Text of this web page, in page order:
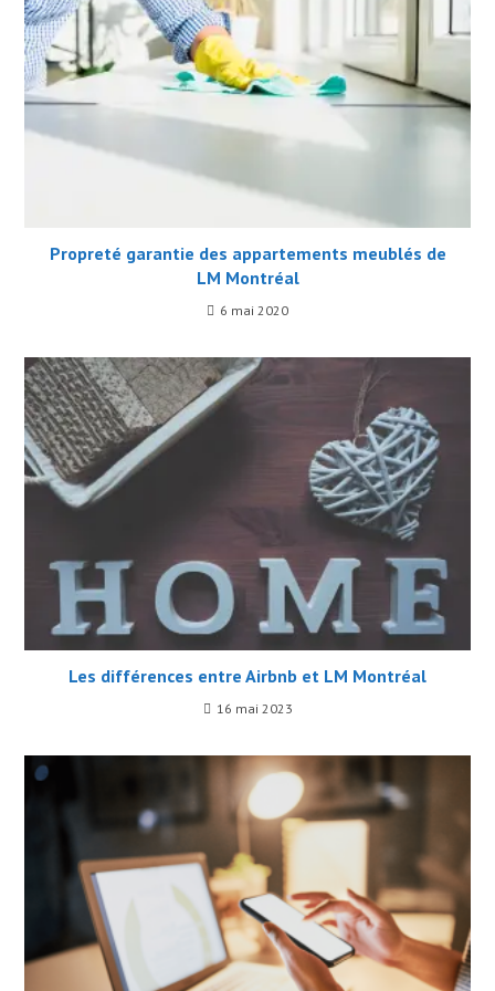
Propreté garantie des appartements meublés de
LM Montréal
6 mai 2020
Les différences entre Airbnb et LM Montréal
16 mai 2023